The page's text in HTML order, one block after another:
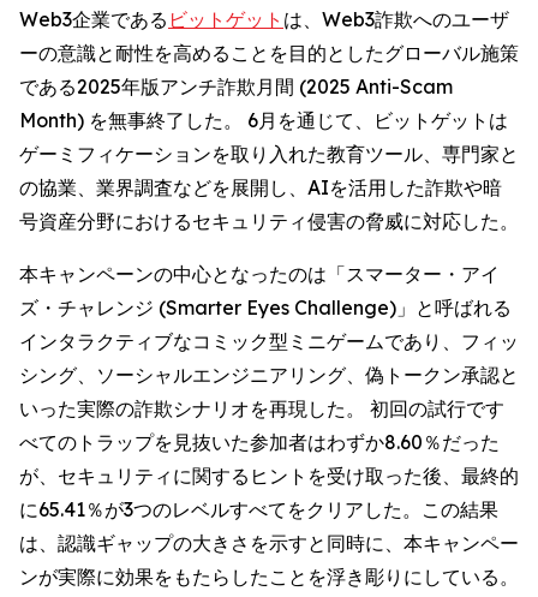
Web3企業である ビットゲット は、Web3詐欺へのユーザ
ーの意識と耐性を高めることを目的としたグローバル施策
である2025年版アンチ詐欺月間 (2025 Anti-Scam
Month) を無事終了した。 6月を通じて、ビットゲットは
ゲーミフィケーションを取り入れた教育ツール、専門家と
の協業、業界調査などを展開し、AIを活用した詐欺や暗
号資産分野におけるセキュリティ侵害の脅威に対応した。
本キャンペーンの中心となったのは「スマーター・アイ
ズ・チャレンジ (Smarter Eyes Challenge)」と呼ばれる
インタラクティブなコミック型ミニゲームであり、フィッ
シング、ソーシャルエンジニアリング、偽トークン承認と
いった実際の詐欺シナリオを再現した。 初回の試行です
べてのトラップを見抜いた参加者はわずか8.60％だった
が、セキュリティに関するヒントを受け取った後、最終的
に65.41％が3つのレベルすべてをクリアした。この結果
は、認識ギャップの大きさを示すと同時に、本キャンペー
ンが実際に効果をもたらしたことを浮き彫りにしている。